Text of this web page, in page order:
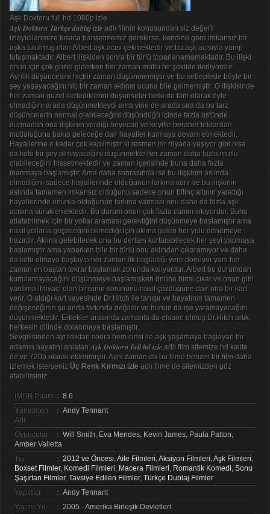
Aşk Doktoru full hd 1080p izle
Aşk Doktoru Türkçe dublaj izleadlı filmin konusundan siz değerli
izleyicilerimize kısaca bahsetmemiz gerekirse, kendine göre imkansız bir
aşka tutulmuş olan Albert aşk acısı çekmektedir ve bu aşk acısıyla yanıp
tutuşmaktadır. Albert ilişkiden sonra bir türlü toparlanamamaktadır. Bu ilişki
onun için çok güzel giderken her zaman mutlu bir şekilde ilerliyordur.
Ayrılık düşüncesini hiçbir zaman düşünmemiştir ve bu sebeplede böyle bir
şey yaşayacağını hiç bir zaman aklının ucuna bile gelmemiştir. O ilişkisinde
her zaman güzel ilerlediklerini düşünseler belki de tam olarak öyle
olmadığını arada düşünmekteydi ama yine de arada sıra da bu tarz
düşüncelerin normal olabileceğini düşündüğü içinde fazla üstünde
durmadan ona ilişkinin verdiği heyecan ve keyifle beraber tekrardan
mutluluğuna bakıp geleceğe dair hayaller kurmaya devam etmektedir.
Hayallerine o kadar çok kapılmıştır ki resmen bir rüyada yaşıyor gibi olsa
da kötü bir şey olmayacağını düşünmekte her zaman daha fazla mutlu
olabileceğini hissetmektedir ve zaman içerisinde buna daha fazla
inanmaya başlamıştır. Ama daha sonrasında ise bu ilişkinin aslında
olmadığını sadece hayallerinde olduğunun farkına varır ve bu ilişkinin
aslında tamamen imkansız olduğunu sadece onun bilinç altının yarattığı
hayallerinde onunla olduğunun farkına varması onu daha da fazla aşk
acısına sürüklemektedir. Bu durum onun çok fazla canını sıkıyordur. Bunu
atlatabilmek için bir yollar araması gerektiğini düşünmeye başlamıştır ama
nasıl yollarla geçeceğini bilmediği için aklına gelen her yolu denemeye
hazırdır. Aklına gelebilecek onu bu dertten kurtarabilecek her şeyi yapmaya
başlamıştır ama yaparken bile bir türlü onu aklından çıkaramıyor ve daha
da kötü olmaya başlayıp her zaman ilk başladığı yere dönüyor yani her
zaman en baştan tekrar başlamak zorunda kalıyordur. Albert bu durumdan
kurtulamayacağını düşünmeye başlamışken önüne birisi çıkar ve onun gibi
yardıma ihtiyacı olan birisinin sorununu nasıl çözdüğüne dair ona bir kart
verir. O aldığı kart sayesinde Dr.Hitch ile tanışır ve hayatının tamamen
değişeceğinin şu anda farkında değildir ve bunun da işe yaramayacağını
düşünmektedir. Erkekler arasında zamanla da efsane olmuş Dr.Hitch artık
herkesin dilinde dolanmaya başlamıştır.
Sevgilisinden ayrıldıktan sonra hem cinsi ile aşk yaşamaya başlayan bir
adamın hayatını anlatanAşk Doktoru full hd izleadlı film sitemize hd kalite
de ve 720p olarak eklenmiştir. Aynı zaman da bu filme benzer bir film daha
izlemek isterseniz Üç Renk Kırmızı izleadlı filme de sitemizden göz
atabilirsiniz.
IMDB Puanı : 8.6
Yönetmen
Adı
: Andy Tennant
Oyuncular : Will Smith, Eva Mendes, Kevin James, Paula Patton,
Amber Valletta
Tür
: 2012 ve Öncesi,Aile Filmleri,Aksiyon Filmleri,Aşk Filmleri,
Boxset Filmler, Komedi Filmleri, Macera Filmleri, Romantik Komedi, Sonu
Şaşırtan Filmler, Tavsiye Edilen Filmler, Türkçe Dublaj Filmler
Yapımcı
: Andy Tennant
Yapım Yılı
: 2005 - Amerika Birleşik Devletleri